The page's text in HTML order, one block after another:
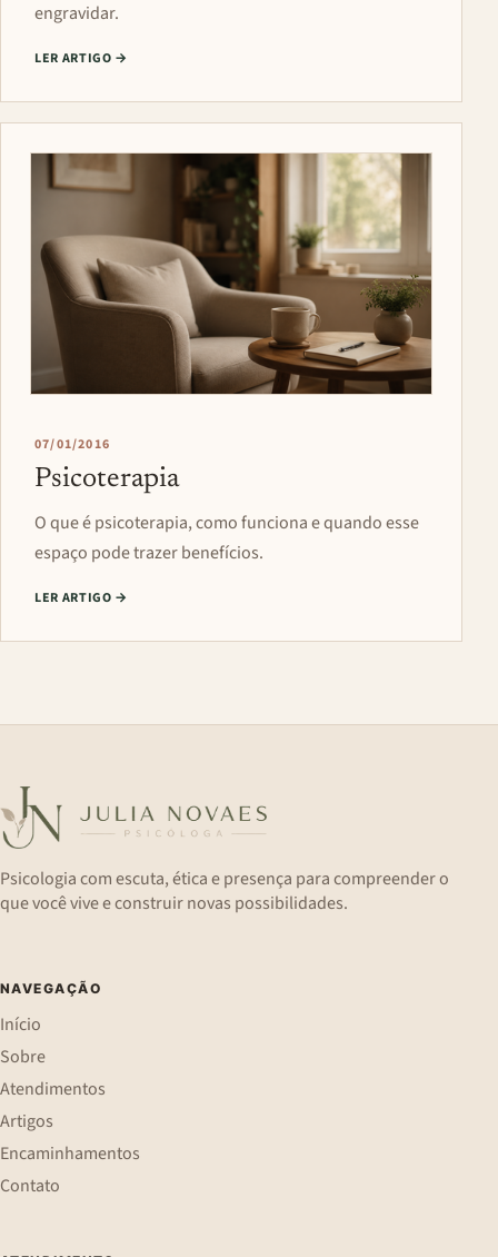
engravidar.
LER ARTIGO →
07/01/2016
Psicoterapia
O que é psicoterapia, como funciona e quando esse
espaço pode trazer benefícios.
LER ARTIGO →
Psicologia com escuta, ética e presença para compreender o
que você vive e construir novas possibilidades.
NAVEGAÇÃO
Início
Sobre
Atendimentos
Artigos
Encaminhamentos
Contato